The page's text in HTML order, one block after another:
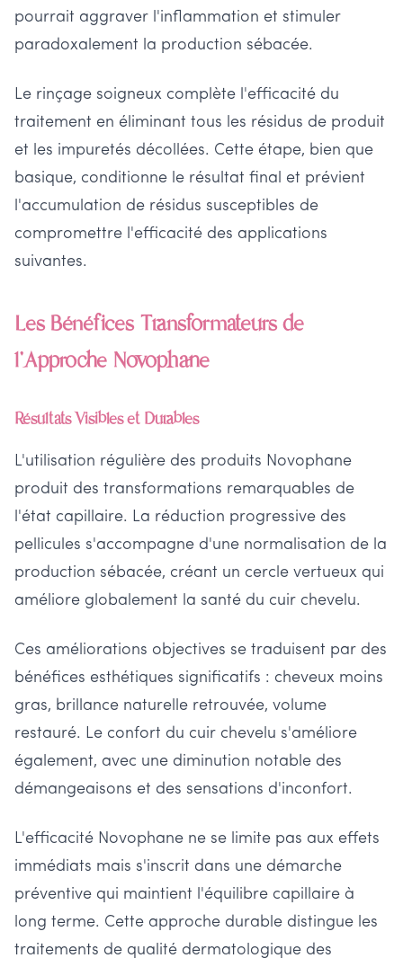
pourrait aggraver l'inflammation et stimuler
paradoxalement la production sébacée.
Le rinçage soigneux complète l'efficacité du
traitement en éliminant tous les résidus de produit
et les impuretés décollées. Cette étape, bien que
basique, conditionne le résultat final et prévient
l'accumulation de résidus susceptibles de
compromettre l'efficacité des applications
suivantes.
Les Bénéfices Transformateurs de
l'Approche Novophane
Résultats Visibles et Durables
L'utilisation régulière des produits Novophane
produit des transformations remarquables de
l'état capillaire. La réduction progressive des
pellicules s'accompagne d'une normalisation de la
production sébacée, créant un cercle vertueux qui
améliore globalement la santé du cuir chevelu.
Ces améliorations objectives se traduisent par des
bénéfices esthétiques significatifs : cheveux moins
gras, brillance naturelle retrouvée, volume
restauré. Le confort du cuir chevelu s'améliore
également, avec une diminution notable des
démangeaisons et des sensations d'inconfort.
L'efficacité Novophane ne se limite pas aux effets
immédiats mais s'inscrit dans une démarche
préventive qui maintient l'équilibre capillaire à
long terme. Cette approche durable distingue les
traitements de qualité dermatologique des